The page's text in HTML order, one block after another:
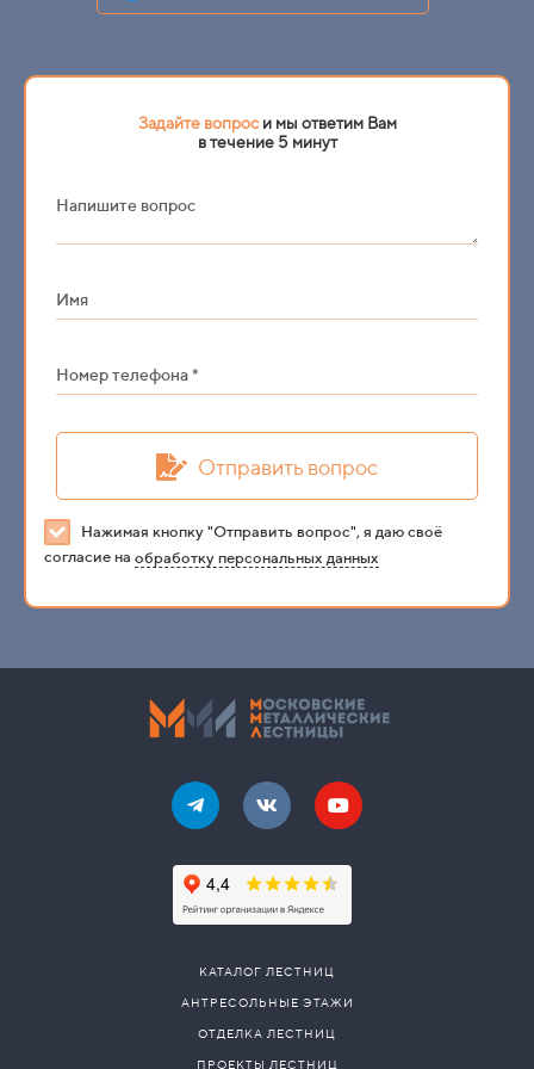
Задайте вопроси мы ответим Вам
в течение 5 минут
Напишите вопрос
Имя
Номер телефона *
Отправить вопрос
Нажимая кнопку "Отправить вопрос", я даю своё
согласие на обработку персональных данных
КАТАЛОГ ЛЕСТНИЦ
АНТРЕСОЛЬНЫЕ ЭТАЖИ
ОТДЕЛКА ЛЕСТНИЦ
ПРОЕКТЫ ЛЕСТНИЦ